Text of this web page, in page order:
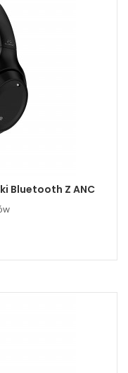
Bluetooth Z ANC